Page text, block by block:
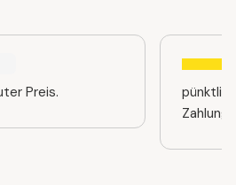
Preis.
Zahlung